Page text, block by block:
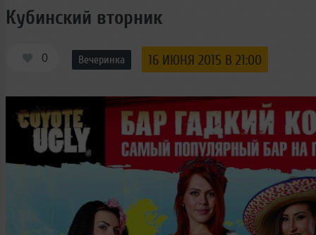
Кубинский вторник
0 Вечеринка 16 ИЮНЯ 2015 В 21:00